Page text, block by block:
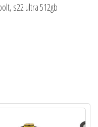
s22 ultra 512gb